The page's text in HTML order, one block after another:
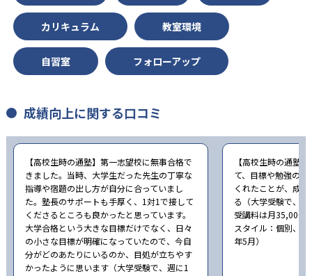
カリキュラム 教室環境
自習室 フォローアップ
成績向上に関する口コミ
【高校生時の通塾】第一志望校に無事合格で
きました。当時、大学生だった先生の丁寧な
指導や宿題の出し方が自分に合っていまし
た。塾長のサポートも手厚く、1対1で接して
くださるところも良かったと思っています。
大学合格という大きな目標だけでなく、日々
の小さな目標が明確になっていたので、今自
分がどのあたりにいるのか、目処が立ちやす
かったように思います（大学受験で、週に1
【高校生時の通塾
て、目標や勉強の
くれたことが、成
る（大学受験で、
受講料は月35,000
スタイル：個別、
年5月）